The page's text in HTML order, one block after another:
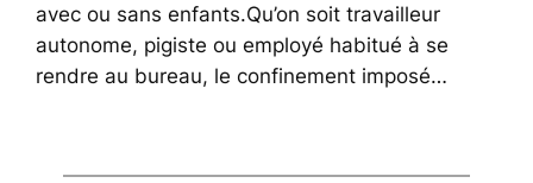
avec ou sans enfants.Qu’on soit travailleur
autonome, pigiste ou employé habitué à se
rendre au bureau, le confinement imposé…